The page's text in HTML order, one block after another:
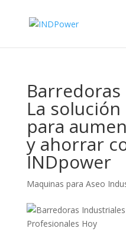
La
para
y ahorrar
INDpower
Maquinas para Aseo